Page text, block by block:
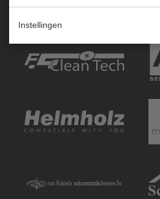
Instellingen